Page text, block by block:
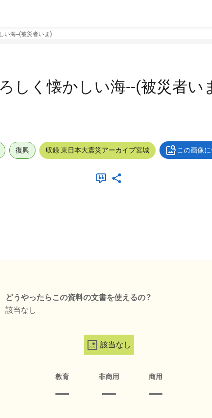
い海--(被災者いま)
しく懐かしい海--(被災者い
復興 収録:東日本大震災アーカイブ宮城 この画像
どうやったらこの資料の文書を使えるの？
該当なし
該当なし
教育 非商用 商用